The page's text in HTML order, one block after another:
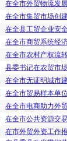
在全市外贸物流发
在全市集贸市场创
在全县工贸企业安
在全市商贸系统经
在全市农村产权流
县委书记在农贸市
在全市无证明城市
在全市贸易样本单
在全市电商助力外
在全市公共资源交
在市外贸外资工作